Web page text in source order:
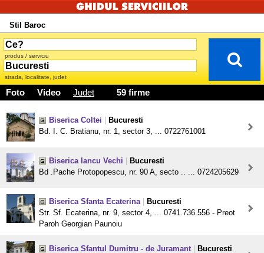
Stil Baroc
produs / serviciu
strada, localitate, judet
Foto Video Judet 59 firme
Biserica Coltei
Bucuresti
Bd. I. C. Bratianu, nr. 1, sector 3, ... 0722761001
Biserica Iancu Vechi
Bucuresti
Bd .Pache Protopopescu, nr. 90 A, secto .. ... 0724205629
Biserica Sfanta Ecaterina
Bucuresti
Str. Sf. Ecaterina, nr. 9, sector 4, ... 0741.736.556 - Preot
Paroh Georgian Paunoiu
Biserica Sfantul Dumitru - de Juramant
Bucuresti